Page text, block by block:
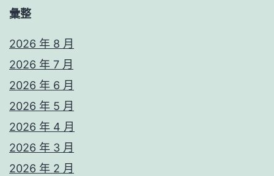
彙整
2026 年 8 月
2026 年 7 月
2026 年 6 月
2026 年 5 月
2026 年 4 月
2026 年 3 月
2026 年 2 月